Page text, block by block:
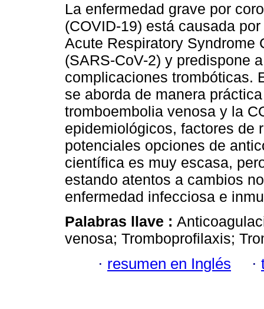
La enfermedad grave por
(COVID-19) está causada
Acute Respiratory Syndrome
(SARS-CoV-2) y predispone a
complicaciones trombóticas.
se aborda de manera
tromboembolia venosa y la
epidemiológicos, factores de
potenciales opciones de
científica es muy escasa,
estando atentos a cambios
enfermedad infecciosa e
Palabras llave :
venosa; Tromboprofilaxis;
· resumen en Inglés ·